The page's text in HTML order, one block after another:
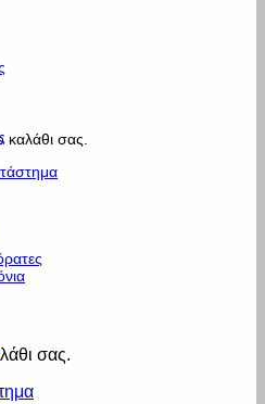
καλάθι σας.
σας.